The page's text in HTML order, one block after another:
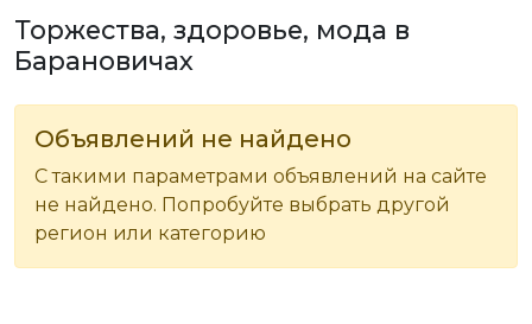
Торжества, здоровье, мода в
Барановичах
Объявлений не найдено
С такими параметрами объявлений на сайте
не найдено. Попробуйте выбрать другой
регион или категорию